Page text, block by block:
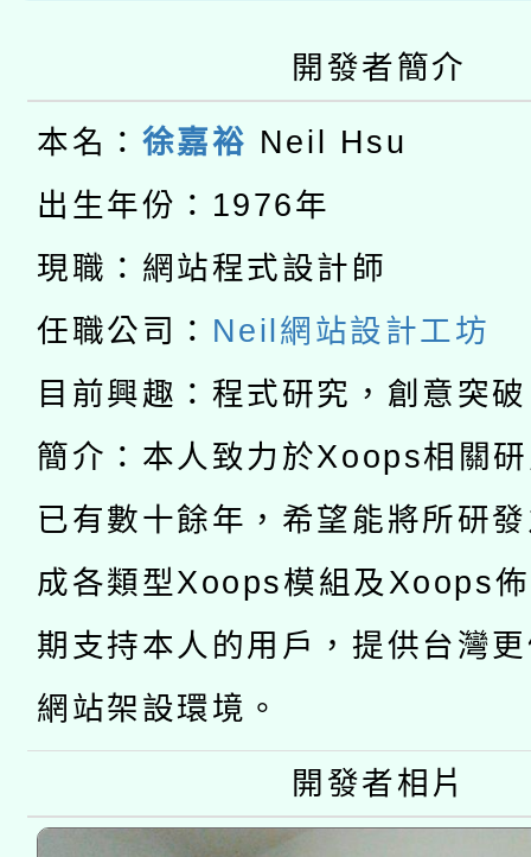
方素養工作坊新北場」
件」活動簡章
年度COVID-19疫苗接
接種對象擴大為「滿6
接種之民眾」措施，延
月28日止
轉知經濟部水利署委託
業技術研究院辦理「
用水績優單位及節水達
動」
115年8月22日(星期六
桃園市孔廟祈福系列
開 智慧啟航」
2026年桃園地景藝術
「2026桃園藝術巡演
關事宜
轉知教育部國民及學前
國立臺灣師範大學辦理
年度健康促進學校輔導
業成長研習」實施計畫
函轉國家教育研究院中
原住民族教育政策研討
族教育國際趨勢與發展
轉知教育部國民及學前
新北市政府教育局辦理
師專業成長研習實施計
方素養工作坊新北場」
函轉國立臺灣師範大學
族語言臺北學習中心
「族語學習班」招生簡
轉知有關國立成功大學
文教學共融平台-教案
件」活動簡章
教育部國民及學前教
年度COVID-19疫苗接
接種對象擴大為「滿6
接種之民眾」措施，延
開發者簡介
本名： 徐嘉裕 Neil Hsu
出生年份：1976年
現職：網站程式設計師
任職公司： Neil網站設計工坊
目前興趣：程式研究，創意突
簡介：本人致力於Xoops相關
已有數十餘年，希望能將所研
成各類型Xoops模組及Xoops
期支持本人的用戶，提供台灣
網站架設環境。
開發者相片